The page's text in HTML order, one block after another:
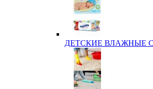
ДЕТСКИЕ ВЛАЖНЫЕ